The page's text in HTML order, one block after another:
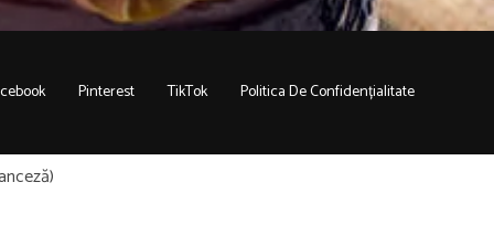
Pinterest TikTok Politica De Confidențialitate
)